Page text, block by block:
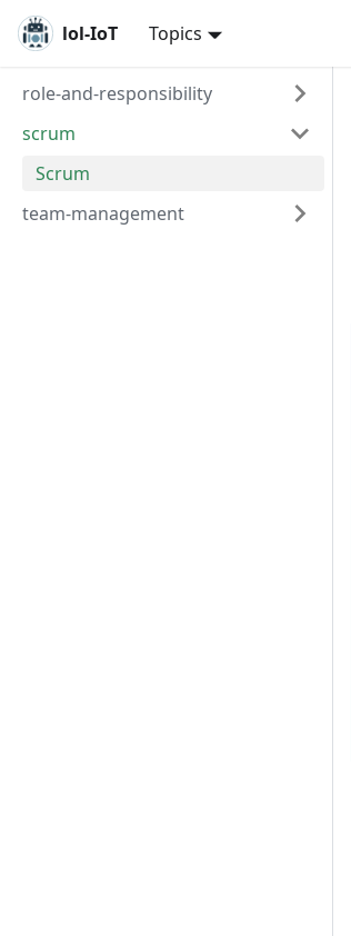
lol-IoT Topics
role-and-responsibility
scrum
Scrum
team-management